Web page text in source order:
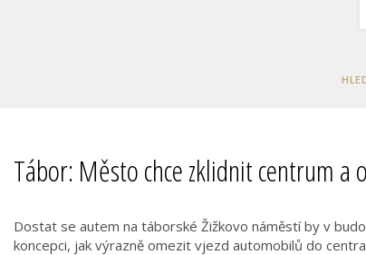
Tábor: Město chce zklidnit centrum a
Dostat se autem na táborské Žižkovo náměstí by v
koncepci, jak výrazně omezit vjezd automobilů do